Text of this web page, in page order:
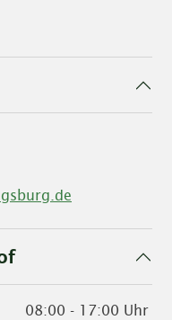
08:00 - 17:00 Uhr